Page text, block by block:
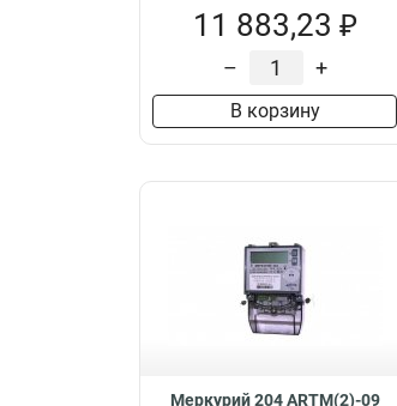
11 883,23 ₽
– +
В корзину
Меркурий 204 ARTM(2)-09